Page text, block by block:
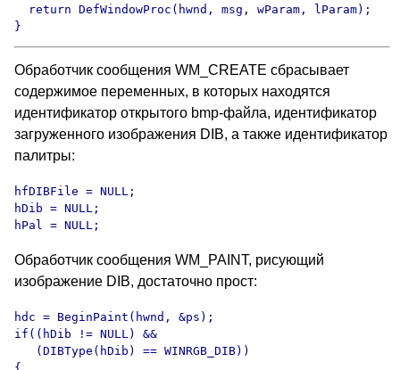
  return DefWindowProc(hwnd, msg, wParam, lParam);
}
Обработчик сообщения WM_CREATE сбрасывает
содержимое переменных, в которых находятся
идентификатор открытого bmp-файла, идентификатор
загруженного изображения DIB, а также идентификатор
палитры:
hfDIBFile = NULL;
hDib = NULL;
hPal = NULL;
Обработчик сообщения WM_PAINT, рисующий
изображение DIB, достаточно прост:
hdc = BeginPaint(hwnd, &ps);
if((hDib != NULL) &&
   (DIBType(hDib) == WINRGB_DIB))